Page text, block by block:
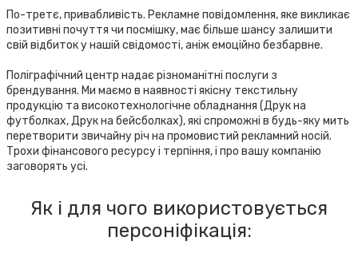
По-третє, привабливість. Рекламне повідомлення, яке викликає
позитивні почуття чи посмішку, має більше шансу залишити
свій відбиток у нашій свідомості, аніж емоційно безбарвне.
Поліграфічний центр надає різноманітні послуги з
брендування. Ми маємо в наявності якісну текстильну
продукцію та високотехнологічне обладнання (Друк на
футболках, Друк на бейсболках), які спроможні в будь-яку мить
перетворити звичайну річ на промовистий рекламний носій.
Трохи фінансового ресурсу і терпіння, і про вашу компанію
заговорять усі.
Як і для чого використовується
персоніфікація: